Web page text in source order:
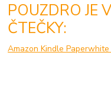
POUZDRO JE
ČTEČKY:
Amazon Kindle